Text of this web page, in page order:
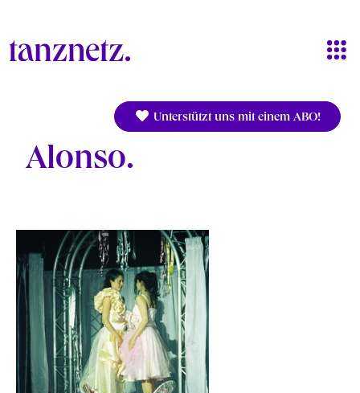
Unterstützt uns mit einem ABO!
Alonso